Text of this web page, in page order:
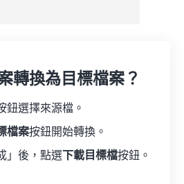
轉換為目標檔案？
鈕選擇來源檔。
檔案按鈕開始轉換。
」後，點選 下載目標檔按鈕。